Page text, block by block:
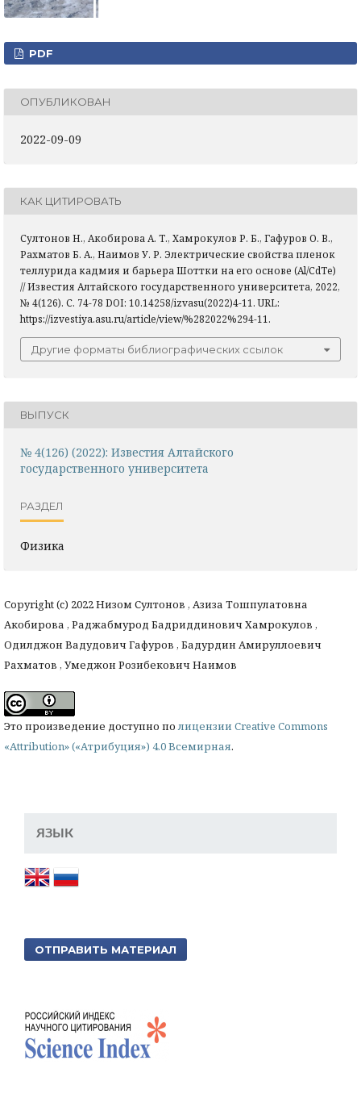
PDF
ОПУБЛИКОВАН
2022-09-09
КАК ЦИТИРОВАТЬ
Султонов Н., Акобирова А. Т., Хамрокулов Р. Б., Гафуров О. В.,
Рахматов Б. А., Наимов У. Р. Электрические свойства пленок
теллурида кадмия и барьера Шоттки на его основе (Al/СdТe)
// Известия Алтайского государственного университета, 2022,
№ 4(126). С. 74-78 DOI: 10.14258/izvasu(2022)4-11. URL:
https://izvestiya.asu.ru/article/view/%282022%294-11.
Другие форматы библиографических ссылок
ВЫПУСК
№ 4(126) (2022): Известия Алтайского
государственного университета
РАЗДЕЛ
Физика
Copyright (c) 2022 Низом Султонов , Азиза Тошпулатовна
Акобирова , Раджабмурод Бадриддинович Хамрокулов ,
Одилджон Вадудович Гафуров , Бадурдин Амируллоевич
Рахматов , Умеджон Розибекович Наимов
Это произведение доступно полицензии Creative Commons
«Attribution» («Атрибуция») 4.0 Всемирная.
ЯЗЫК
ОТПРАВИТЬ МАТЕРИАЛ